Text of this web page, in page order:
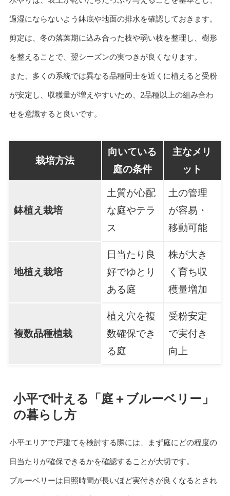
過湿にならないよう鉢底や地面の排水を確認しておきます。
剪定は、冬の落葉期に込み合った枝や弱い枝を整理し、樹形
を整えることで、翌シーズンの実つきが良くなります。
また、多くの系統では異なる品種同士を近くに植えると受粉
が安定し、収穫量が増えやすいため、2品種以上の組み合わ
せを意識すると良いです。
栽培方法
向いている
庭の条件
主なメリ
ット
鉢植え栽培
土質が心配
な庭やテラ
ス
土の管理
が容易・
移動可能
地植え栽培
日当たり良
好でゆとり
ある庭
株が大き
く育ち収
穫量増加
複数品種植栽
植え穴を複
数確保でき
る庭
受粉安定
で実付き
向上
小平で叶える「庭＋ブルーベリー」
の暮らし方
小平エリアで戸建てを検討する際には、まず庭にどの程度の
日当たりが確保できるかを確認することが大切です。
ブルーベリーは日照時間が長いほど実付きが良くなるとされ